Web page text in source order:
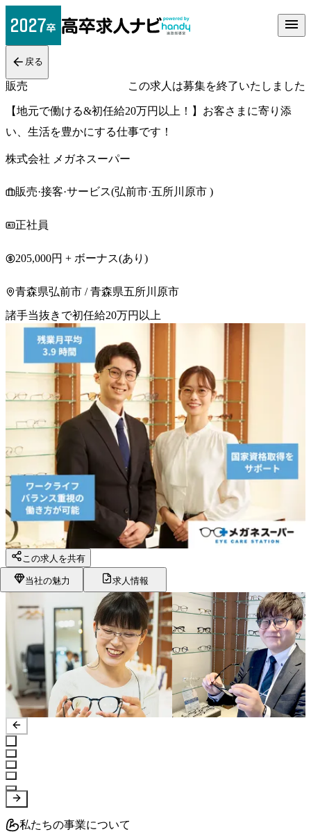
戻る
販売 この求人は募集を終了いたしました
【地元で働ける&初任給20万円以上！】お客さまに寄り添
い、生活を豊かにする仕事です！
株式会社 メガネスーパー
販売·接客·サービス(弘前市·五所川原市 )
正社員
205,000円 + ボーナス(あり)
青森県弘前市 / 青森県五所川原市
諸手当抜きで初任給20万円以上
この求人を共有
当社の魅力 求人情報
私たちの事業について